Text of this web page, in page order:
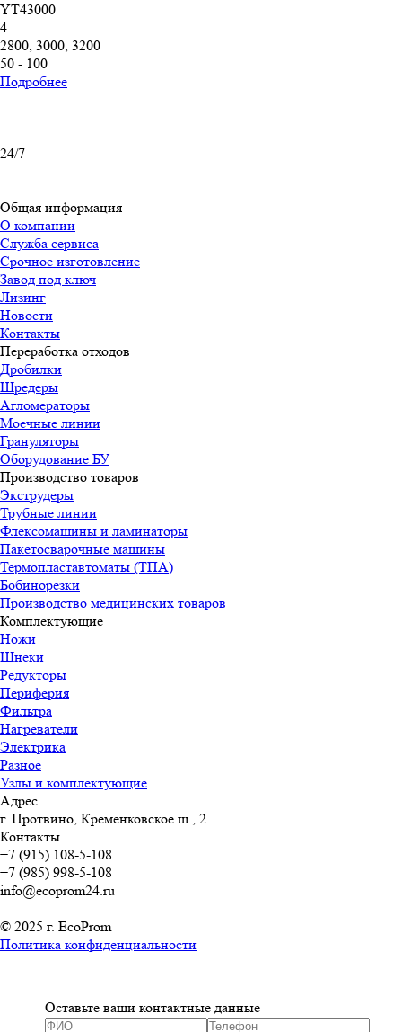
YT43000
4
2800, 3000, 3200
50 - 100
Подробнее
24/7
Общая информация
О компании
Служба сервиса
Срочное изготовление
Завод под ключ
Лизинг
Новости
Контакты
Переработка отходов
Дробилки
Шредеры
Агломераторы
Моечные линии
Грануляторы
Оборудование БУ
Производство товаров
Экструдеры
Трубные линии
Флексомашины и ламинаторы
Пакетосварочные машины
Термопластавтоматы (ТПА)
Бобинорезки
Производство медицинских товаров
Комплектующие
Ножи
Шнеки
Редукторы
Периферия
Фильтра
Нагреватели
Электрика
Разное
Узлы и комплектующие
Адрес
г. Протвино, Кременковское ш., 2
Контакты
+7 (915) 108-5-108
+7 (985) 998-5-108
info@ecoprom24.ru
© 2025 г. EcoProm
Политика конфиденциальности
Оставьте ваши контактные данные